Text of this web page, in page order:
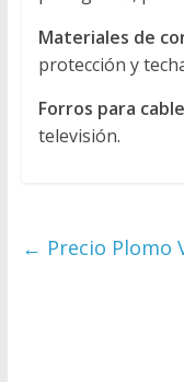
Materiales de
protección y
Forros para
televisión.
← Precio Plomo